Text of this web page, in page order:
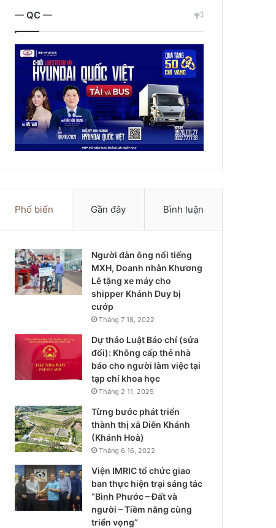
— QC —
Phổ biến Gần đây Bình luận
Người đàn ông nổi tiếng
MXH, Doanh nhân Khương
Lê tặng xe máy cho
shipper Khánh Duy bị
cướp
Tháng 7 18, 2022
Dự thảo Luật Báo chí (sửa
đổi): Không cấp thẻ nhà
báo cho người làm việc tại
tạp chí khoa học
Tháng 2 11, 2025
Từng bước phát triển
thành thị xã Diên Khánh
(Khánh Hoà)
Tháng 6 16, 2022
Viện IMRIC tổ chức giao
ban thực hiện trại sáng tác
“Bình Phước – Đất và
người – Tiềm năng cùng
triển vọng”